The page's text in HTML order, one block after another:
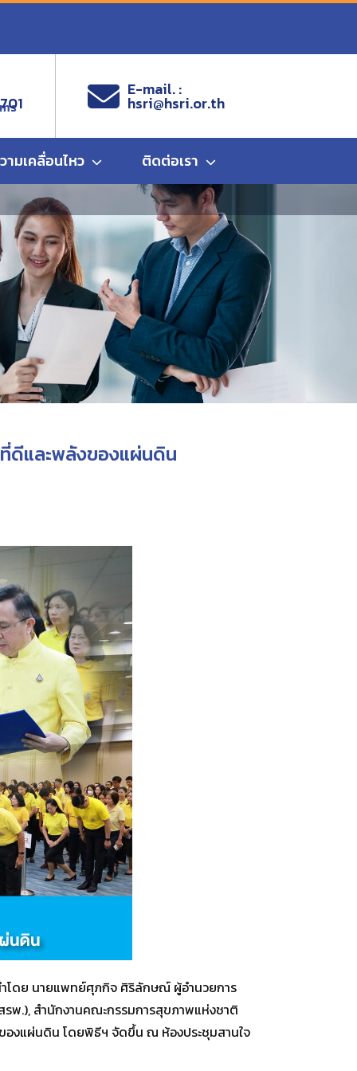
E-mail. :
hsri@hsri.or.th
ามเคลื่อนไหว ติดต่อเรา
ดีและพลังของแผ่นดิน
ำโดย นายแพทย์ศุภกิจ ศิริลักษณ์ ผู้อำนวยการ
พ.), สํานักงานคณะกรรมการสุขภาพแห่งชาติ
งแผ่นดิน โดยพิธีฯ จัดขึ้น ณ ห้องประชุมสานใจ